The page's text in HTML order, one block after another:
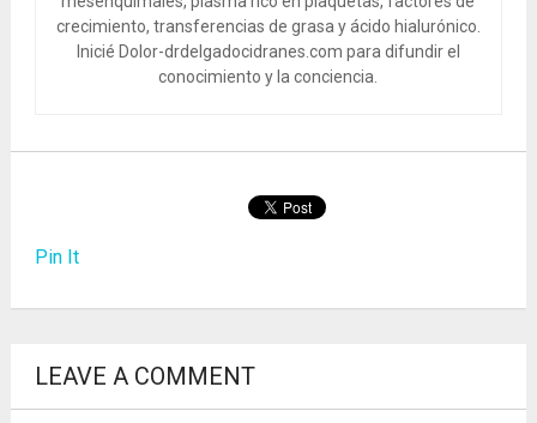
crecimiento, transferencias de grasa y ácido hialurónico.
Inicié Dolor-drdelgadocidranes.com para difundir el
conocimiento y la conciencia.
Pin It
LEAVE A COMMENT